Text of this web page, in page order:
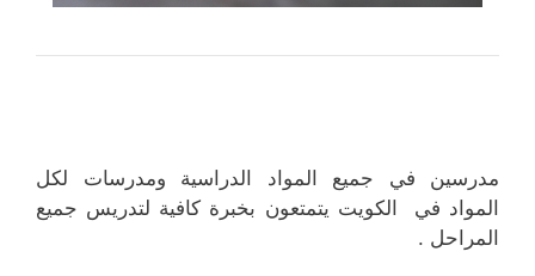
مدرسين في جميع المواد الدراسية ومدرسات لكل
المواد في الكويت يتمتعون بخبرة كافية لتدريس جميع
المراحل .